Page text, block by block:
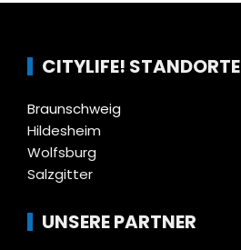
CITYLIFE! STANDORTE
Braunschweig
Hildesheim
Wolfsburg
Salzgitter
UNSERE PARTNER